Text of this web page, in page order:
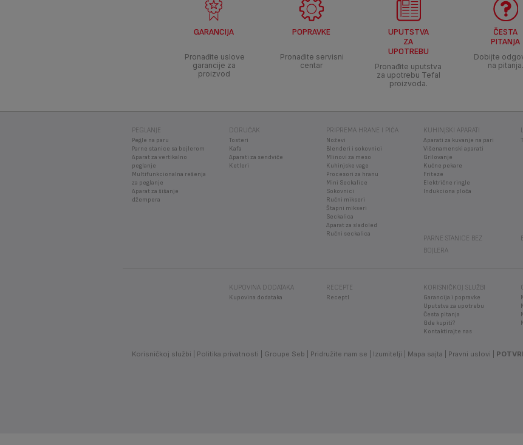
GARANCIJA
Pronađite uslove
garancije za
proizvod
POPRAVKE
Pronađite servisni
centar
UPUTSTVA
ZA
UPOTREBU
Pronađite uputstva
za upotrebu Tefal
proizvoda.
ČESTA
PITANJA
Dobijte
na pitanja.
PEGLANJE
Pegle na paru
Parne stanice sa bojlerom
Aparat za vertikalno
peglanje
Multifunkcionalna rešenja
za peglanje
Aparat za šišanje
džempera
DORUČAK
Tosteri
Kafa
Aparati za sendviče
Ketleri
PRIPREMA HRANE I PIĆA
Noževi
Blenderi i sokovnici
Mlinovi za meso
Kuhinjske vage
Procesori za hranu
Mini Seckalice
Sokovnici
Ručni mikseri
Štapni mikseri
Seckalica
Aparat za sladoled
Ručni seckalica
KUHINJSKI APARATI
Aparati za kuvanje na pari
Višenamenski aparati
Grilovanje
Kućne pekare
Friteze
Električne ringle
Indukciona ploča
PARNE STANICE BEZ
BOJLERA
KUPOVINA DODATAKA
Kupovina dodataka
RECEPTE
ReceptI
KORISNIČKOJ SLUŽBI
Garancija i popravke
Uputstva za upotrebu
Česta pitanja
Gde kupiti?
Kontaktirajte nas
Korisničkoj službi Politika privatnosti Groupe Seb Pridružite nam se Izumitelji Mapa sajta Pravni uslovi